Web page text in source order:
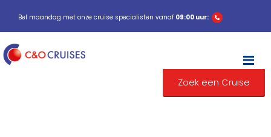
Bel maandag met onze cruise specialisten vanaf 09:00 uur:
Zoek een Cruise